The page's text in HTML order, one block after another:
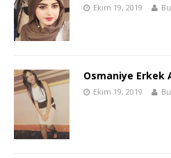
Ekim 19, 2019
Osmaniye Erkek
Ekim 19, 2019